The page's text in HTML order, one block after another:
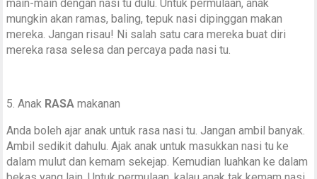
main-main dengan nasi tu dulu. Untuk permulaan, anak
mungkin akan ramas, baling, tepuk nasi dipinggan makan
mereka. Jangan risau! Ni salah satu cara mereka buat diri
mereka rasa selesa dan percaya pada nasi tu.
5. Anak RASAmakanan
Anda boleh ajar anak untuk rasa nasi tu. Jangan ambil banyak.
Ambil sedikit dahulu. Ajak anak untuk masukkan nasi tu ke
dalam mulut dan kemam sekejap. Kemudian luahkan ke dalam